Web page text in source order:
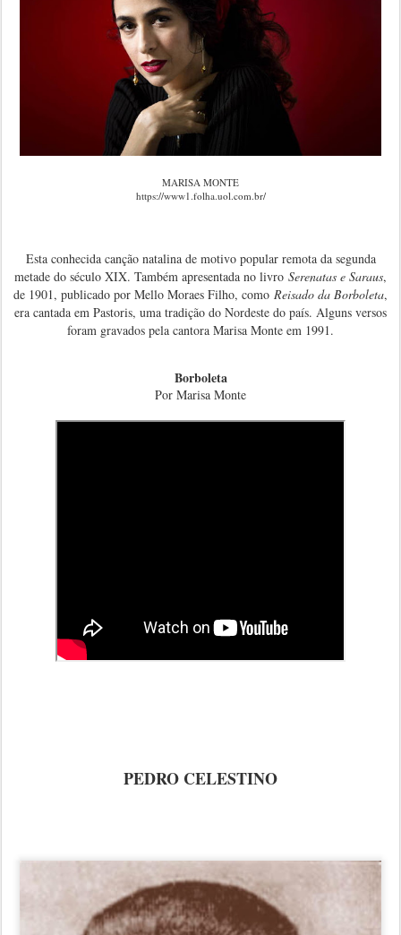
MARISA MONTE
https://www1.folha.uol.com.br/
Esta conhecida canção natalina de motivo popular remota da segunda
metade do século XIX. Também apresentada no livro Serenatas e Saraus,
de 1901, publicado por Mello Moraes Filho, como Reisado da Borboleta,
era cantada em Pastoris, uma tradição do Nordeste do país. Alguns versos
foram gravados pela cantora Marisa Monte em 1991.
Borboleta
Por Marisa Monte
PEDRO CELESTINO